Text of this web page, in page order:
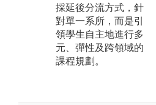
採延後分流方式，針
對單一系所，而是引
領學生自主地進行多
元、彈性及跨領域的
課程規劃。